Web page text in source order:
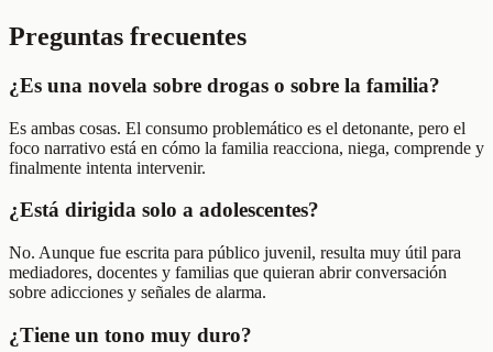
Preguntas frecuentes
¿Es una novela sobre drogas o sobre la familia?
Es ambas cosas. El consumo problemático es el detonante, pero el
foco narrativo está en cómo la familia reacciona, niega, comprende y
finalmente intenta intervenir.
¿Está dirigida solo a adolescentes?
No. Aunque fue escrita para público juvenil, resulta muy útil para
mediadores, docentes y familias que quieran abrir conversación
sobre adicciones y señales de alarma.
¿Tiene un tono muy duro?